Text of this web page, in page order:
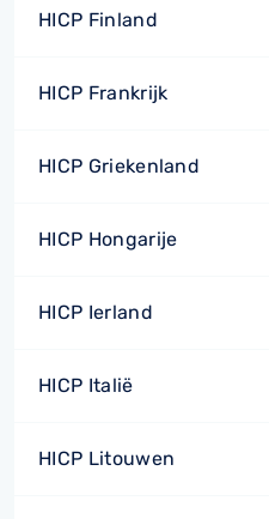
HICP Finland
HICP Frankrijk
HICP Griekenland
HICP Hongarije
HICP Ierland
HICP Italië
HICP Litouwen